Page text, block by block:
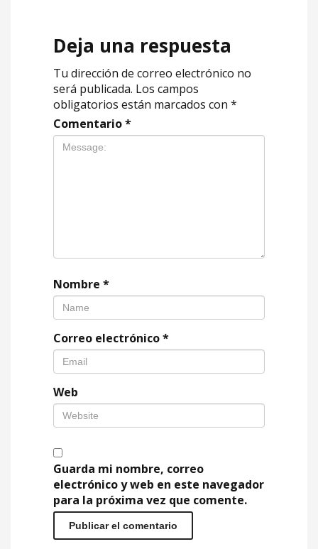
Deja una respuesta
Tu dirección de correo electrónico no
será publicada. Los campos
obligatorios están marcados con *
Comentario*
Nombre *
Correo electrónico*
Web
Guarda mi nombre, correo
electrónico y web en este navegador
para la próxima vez que comente.